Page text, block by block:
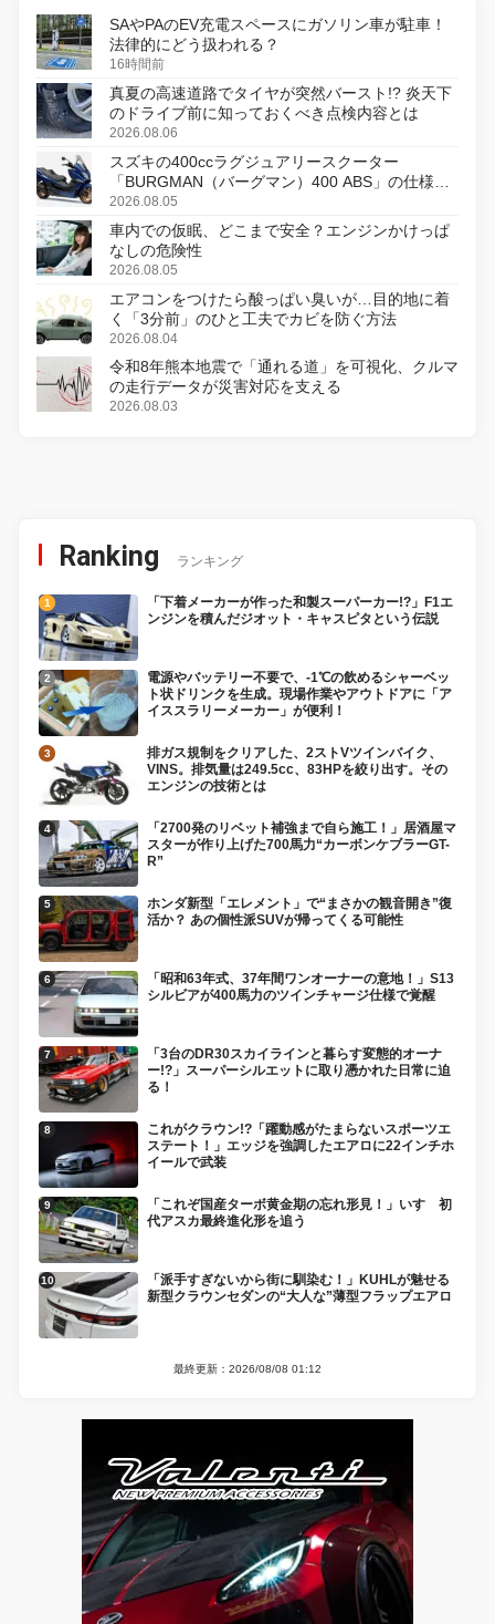
SAやPAのEV充電スペースにガソリン車が駐車！
法律的にどう扱われる？
16時間前
真夏の高速道路でタイヤが突然バースト!? 炎天下
のドライブ前に知っておくべき点検内容とは
2026.08.06
スズキの400ccラグジュアリースクーター
「BURGMAN（バーグマン）400 ABS」の仕様を
変更し、8月18日に発売
2026.08.05
車内での仮眠、どこまで安全？エンジンかけっぱ
なしの危険性
2026.08.05
エアコンをつけたら酸っぱい臭いが…目的地に着
く「3分前」のひと工夫でカビを防ぐ方法
2026.08.04
令和8年熊本地震で「通れる道」を可視化、クルマ
の走行データが災害対応を支える
2026.08.03
Ranking ランキング
「下着メーカーが作った和製スーパーカー!?」F1エ
ンジンを積んだジオット・キャスピタという伝説
電源やバッテリー不要で、-1℃の飲めるシャーベッ
ト状ドリンクを生成。現場作業やアウトドアに「ア
イススラリーメーカー」が便利！
排ガス規制をクリアした、2ストVツインバイク、
VINS。排気量は249.5cc、83HPを絞り出す。その
エンジンの技術とは
「2700発のリベット補強まで自ら施工！」居酒屋マ
スターが作り上げた700馬力“カーボンケブラーGT-
R”
ホンダ新型「エレメント」で“まさかの観音開き”復
活か？ あの個性派SUVが帰ってくる可能性
「昭和63年式、37年間ワンオーナーの意地！」S13
シルビアが400馬力のツインチャージ仕様で覚醒
「3台のDR30スカイラインと暮らす変態的オーナ
ー!?」スーパーシルエットに取り憑かれた日常に迫
る！
これがクラウン!?「躍動感がたまらないスポーツエ
ステート！」エッジを強調したエアロに22インチホ
イールで武装
「これぞ国産ターボ黄金期の忘れ形見！」いすゞ初
代アスカ最終進化形を追う
「派手すぎないから街に馴染む！」KUHLが魅せる
新型クラウンセダンの“大人な”薄型フラップエアロ
最終更新：2026/08/08 01:12